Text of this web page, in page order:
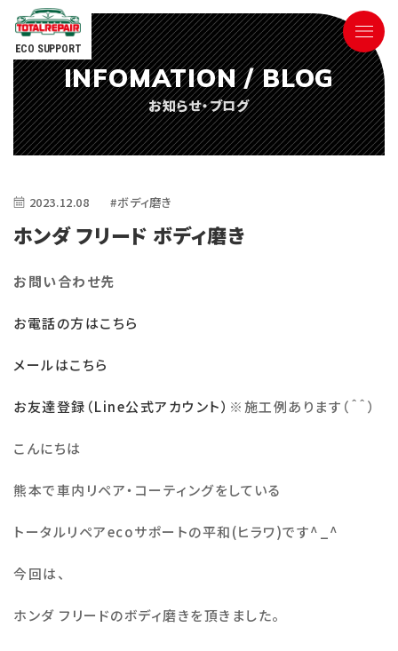
ECO SUPPORT
Tel.090-9498-3843
電話対応時間 ／ 9:00〜18:00
ごあいさつ
施工例
会社概要
INFOMATION / BLOG
お知らせ・ブログ
2023.12.08 #ボディ磨き
ホンダ フリード ボディ磨き
お問い合わせ先
お電話の方はこちら
メールはこちら
お友達登録（Line公式アカウント） ※施工例あります（＾＾）
こんにちは
熊本で車内リペア・コーティングをしている
トータルリペアecoサポートの平和(ヒラワ)です^_^
今回は、
ホンダ フリードのボディ磨きを頂きました。